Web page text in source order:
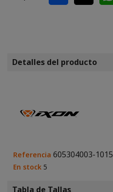
Detalles del producto
Referencia 605304003-1015
En stock 5
Tabla de Tallas